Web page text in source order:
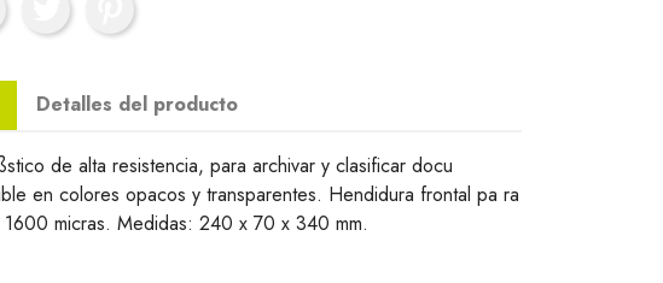
Detalles del producto
de alta resistencia, para archivar y clasificar docu
en colores opacos y transparentes. Hendidura frontal pa ra
micras. Medidas: 240 x 70 x 340 mm.